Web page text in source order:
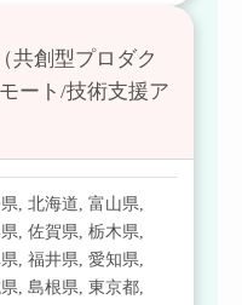
共創型プロダク
ート/技術支援ア
,北海道,富山県,
,佐賀県,栃木県,
,福井県,愛知県,
,島根県,東京都,